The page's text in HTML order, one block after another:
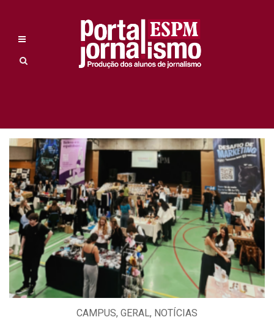
CAMPUS, GERAL, NOTÍCIAS